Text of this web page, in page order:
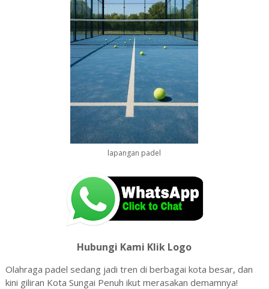
lapangan padel
Hubungi Kami Klik Logo
Olahraga padel sedang jadi tren di berbagai kota besar, dan
kini giliran Kota Sungai Penuh ikut merasakan demamnya!